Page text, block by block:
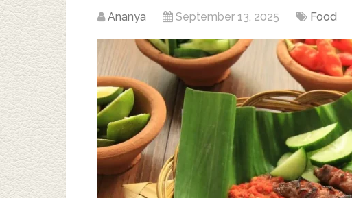
Ananya September 13, 2025 Food